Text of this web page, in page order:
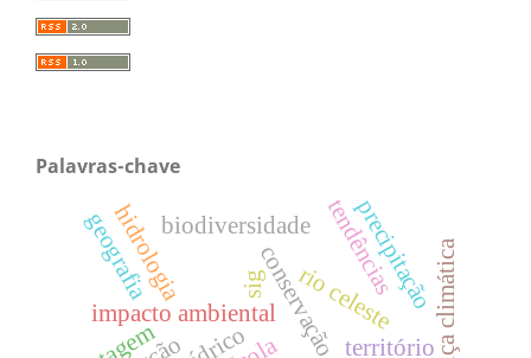
Palavras-chave
impacto ambiental
biodiversidade
rio celeste
tendências
precipitação
hidrologia
territóriojustiça climática
geografia sig